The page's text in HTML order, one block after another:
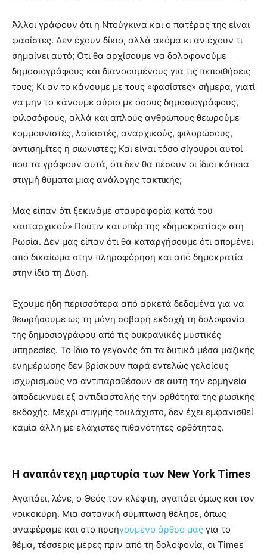
Άλλοι γράφουν ότι η Ντούγκινα και ο πατέρας της είναι
φασίστες. Δεν έχουν δίκιο, αλλά ακόμα κι αν έχουν τι
σημαίνει αυτό; Ότι θα αρχίσουμε να δολοφονούμε
δημοσιογράφους και διανοουμένους για τις πεποιθήσεις
τους; Κι αν το κάνουμε με τους «φασίστες» σήμερα, γιατί
να μην το κάνουμε αύριο με όσους δημοσιογράφους,
φιλοσόφους, αλλά και απλούς ανθρώπους θεωρούμε
κομμουνιστές, λαϊκιστές, αναρχικούς, φιλορώσους,
αντισημίτες ή σιωνιστές; Και είναι τόσο σίγουροι αυτοί
που τα γράφουν αυτά, ότι δεν θα πέσουν οι ίδιοι κάποια
στιγμή θύματα μιας ανάλογης τακτικής;
Μας είπαν ότι ξεκινάμε σταυροφορία κατά του
«αυταρχικού» Πούτιν και υπέρ της «δημοκρατίας» στη
Ρωσία. Δεν μας είπαν ότι θα καταργήσουμε ότι απομένει
από δικαίωμα στην πληροφόρηση και από δημοκρατία
στην ίδια τη Δύση.
Έχουμε ήδη περισσότερα από αρκετά δεδομένα για να
θεωρήσουμε ως τη μόνη σοβαρή εκδοχή τη δολοφονία
της δημοσιογράφου από τις ουκρανικές μυστικές
υπηρεσίες. Το ίδιο το γεγονός ότι τα δυτικά μέσα μαζικής
ενημέρωσης δεν βρίσκουν παρά εντελώς γελοίους
ισχυρισμούς να αντιπαραθέσουν σε αυτή την ερμηνεία
αποδεικνύει εξ αντιδιαστολής την ορθότητα της ρωσικής
εκδοχής. Μέχρι στιγμής τουλάχιστο, δεν έχει εμφανισθεί
καμία άλλη με ελάχιστες πιθανότητες ορθότητας.
Η αναπάντεχη μαρτυρία των New York Times
Αγαπάει, λένε, ο Θεός τον κλέφτη, αγαπάει όμως και τον
νοικοκύρη. Μια σατανική σύμπτωση θέλησε, όπως
αναφέραμε και στο προηγούμενο άρθρο μας για το
θέμα, τέσσερις μέρες πριν από τη δολοφονία, οι Times